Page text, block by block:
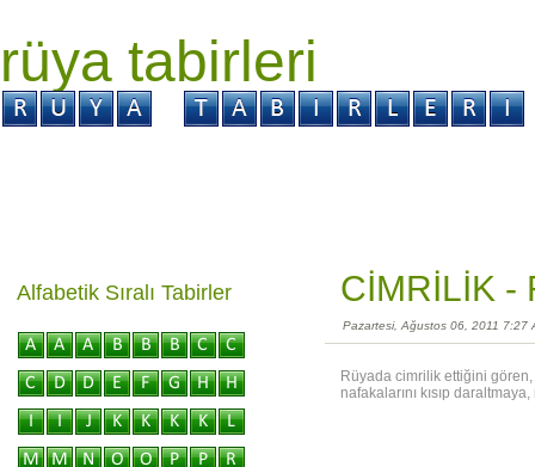
rüya tabirleri
CİMRİLİK -
Pazartesi, Ağustos 06, 2011 7:27
Rüyada cimrilik ettiğini
nafakalarını kısıp
Alfabetik Sıralı Tabirler